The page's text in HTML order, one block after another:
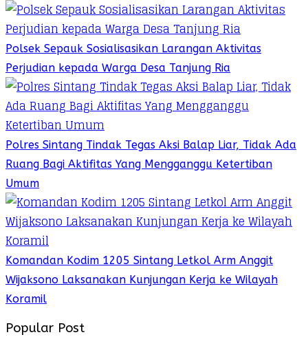
Polsek Sepauk Sosialisasikan Larangan Aktivitas
Perjudian kepada Warga Desa Tanjung Ria
Polres Sintang Tindak Tegas Aksi Balap Liar, Tidak Ada
Ruang Bagi Aktifitas Yang Mengganggu Ketertiban
Umum
Komandan Kodim 1205 Sintang Letkol Arm Anggit
Wijaksono Laksanakan Kunjungan Kerja ke Wilayah
Koramil
Popular Post